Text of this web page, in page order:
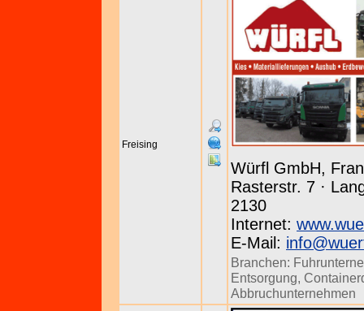
Freising
Würfl GmbH,
Rasterstr. 7 ·
2130
Internet:
E-Mail:
Branchen:
Entsorgung,
Abbruchunternehmen